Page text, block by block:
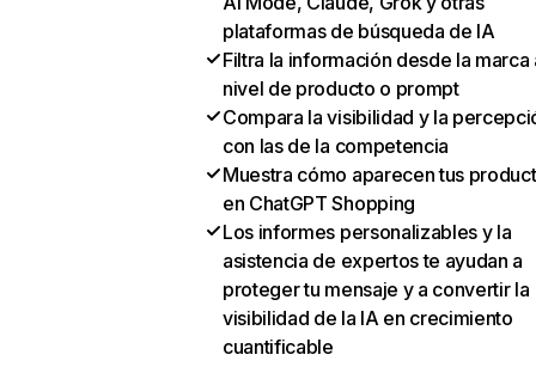
plataformas de búsqueda de IA
Filtra la información desde la marca
nivel de producto o prompt
Compara la visibilidad y la
con las de la competencia
Muestra cómo aparecen tus
en ChatGPT Shopping
Los informes personalizables y la
asistencia de expertos te ayudan a
proteger tu mensaje y a convertir la
visibilidad de la IA en crecimiento
cuantificable